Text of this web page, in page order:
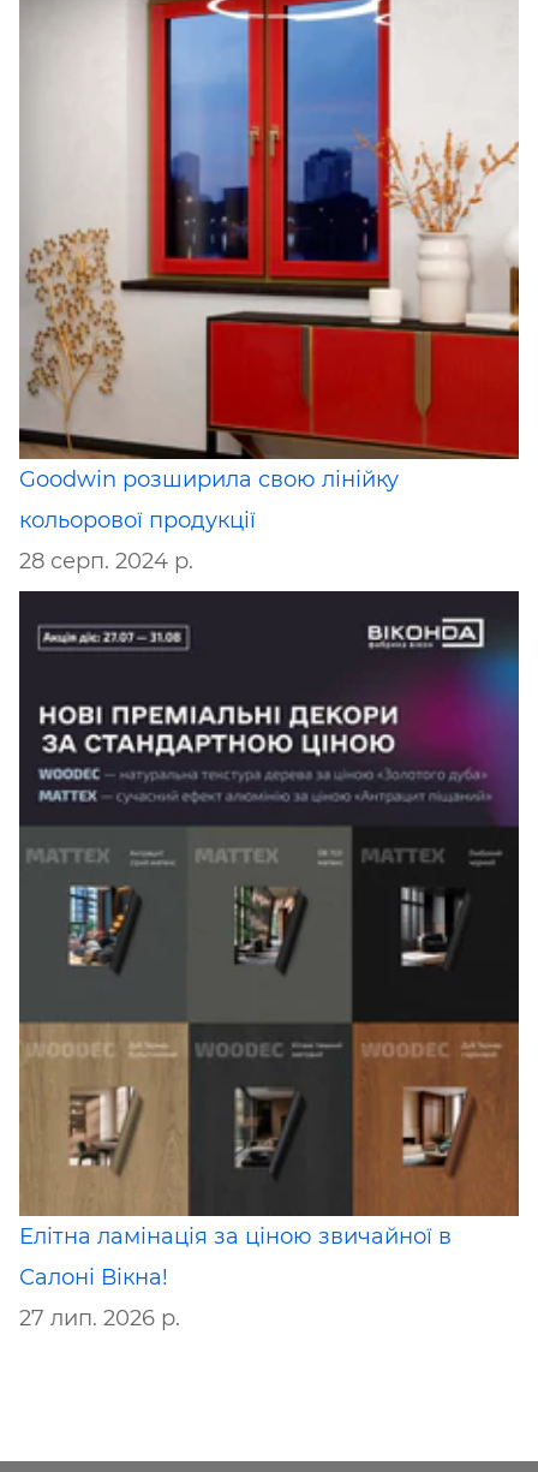
Goodwin розширила свою лінійку
кольорової продукції
28 серп. 2024 р.
Елітна ламінація за ціною звичайної в
Салоні Вікна!
27 лип. 2026 р.